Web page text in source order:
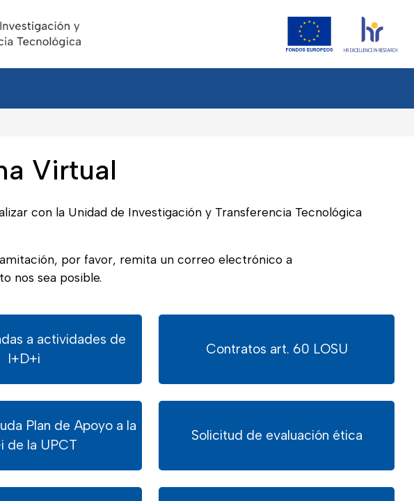
Virtual
con la Unidad de Investigación y Transferencia Tecnológica
por favor, remita un correo electrónico a
nos sea posible.
a actividades de
I+D+i
Contratos art. 60 LOSU
Plan de Apoyo a la
de la UPCT
Solicitud de evaluación ética